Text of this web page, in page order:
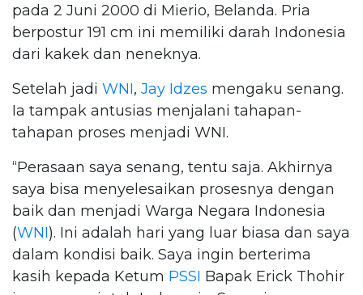
pada 2 Juni 2000 di Mierio, Belanda. Pria
berpostur 191 cm ini memiliki darah Indonesia
dari kakek dan neneknya.
Setelah jadi WNI, Jay Idzes mengaku senang.
Ia tampak antusias menjalani tahapan-
tahapan proses menjadi WNI.
“Perasaan saya senang, tentu saja. Akhirnya
saya bisa menyelesaikan prosesnya dengan
baik dan menjadi Warga Negara Indonesia
(WNI). Ini adalah hari yang luar biasa dan saya
dalam kondisi baik. Saya ingin berterima
kasih kepada Ketum PSSI Bapak Erick Thohir